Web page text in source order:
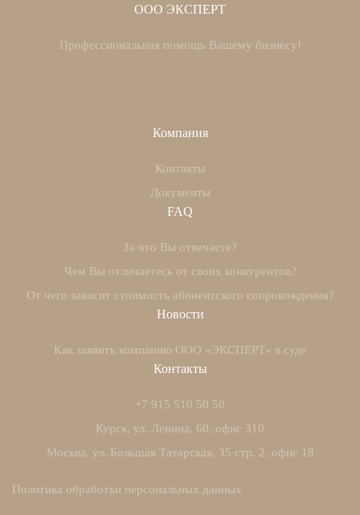
ООО ЭКСПЕРТ
Профессиональная помощь Вашему бизнесу!
Компания
Контакты
Документы
FAQ
За что Вы отвечаете?
Чем Вы отличаетесь от своих конкурентов?
От чего зависит стоимость абонентского сопровождения?
Новости
Как заявить компанию ООО «ЭКСПЕРТ» в суде
Контакты
+7 915 510 50 50
Курск, ул. Ленина, 60, офис 310
Москва, ул. Большая Татарская, 35 стр. 2, офис 18
Политика обработки персональных данных